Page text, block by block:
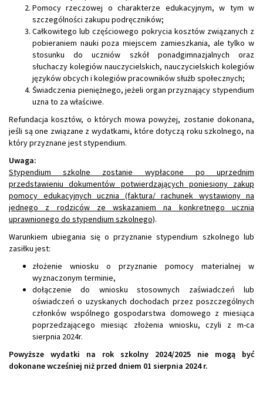
Pomocy rzeczowej o charakterze edukacyjnym, w tym w
szczególności zakupu podręczników;
Całkowitego lub częściowego pokrycia kosztów związanych z
pobieraniem nauki poza miejscem zamieszkania, ale tylko w
stosunku do uczniów szkół ponadgimnazjalnych oraz
słuchaczy kolegiów nauczycielskich, nauczycielskich kolegiów
języków obcych i kolegiów pracowników służb społecznych;
Świadczenia pieniężnego, jeżeli organ przyznający stypendium
uzna to za właściwe.
Refundacja kosztów, o których mowa powyżej, zostanie dokonana,
jeśli są one związane z wydatkami, które dotyczą roku szkolnego, na
który przyznane jest stypendium.
Uwaga:
Stypendium szkolne zostanie wypłacone po uprzednim
przedstawieniu dokumentów potwierdzających poniesiony zakup
pomocy edukacyjnych ucznia (faktura/ rachunek wystawiony na
jednego z rodziców ze wskazaniem na konkretnego ucznia
uprawnionego do stypendium szkolnego).
Warunkiem ubiegania się o przyznanie stypendium szkolnego lub
zasiłku jest:
złożenie wniosku o przyznanie pomocy materialnej w
wyznaczonym terminie,
dołączenie do wniosku stosownych zaświadczeń lub
oświadczeń o uzyskanych dochodach przez poszczególnych
członków wspólnego gospodarstwa domowego z miesiąca
poprzedzającego miesiąc złożenia wniosku, czyli z m-ca
sierpnia 2024r.
Powyższe wydatki na rok szkolny 2024/2025 nie mogą być
dokonane wcześniej niż przed dniem 01 sierpnia 2024 r.